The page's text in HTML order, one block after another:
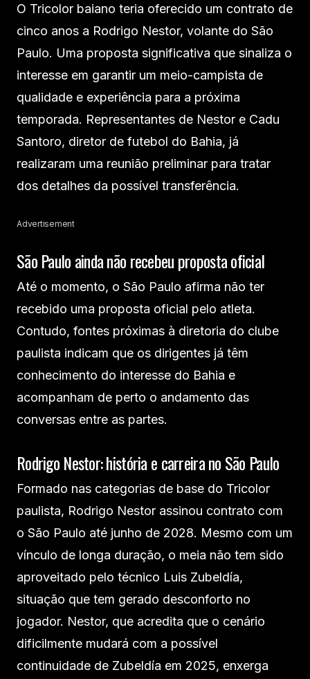
O Tricolor baiano teria oferecido um contrato de
cinco anos a Rodrigo Nestor, volante do São
Paulo. Uma proposta significativa que sinaliza o
interesse em garantir um meio-campista de
qualidade e experiência para a próxima
temporada. Representantes de Nestor e Cadu
Santoro, diretor de futebol do Bahia, já
realizaram uma reunião preliminar para tratar
dos detalhes da possível transferência.
Advertisement
São Paulo ainda não recebeu proposta oficial
Até o momento, o São Paulo afirma não ter
recebido uma proposta oficial pelo atleta.
Contudo, fontes próximas à diretoria do clube
paulista indicam que os dirigentes já têm
conhecimento do interesse do Bahia e
acompanham de perto o andamento das
conversas entre as partes.
Rodrigo Nestor: história e carreira no São Paulo
Formado nas categorias de base do Tricolor
paulista, Rodrigo Nestor assinou contrato com
o São Paulo até junho de 2028. Mesmo com um
vínculo de longa duração, o meia não tem sido
aproveitado pelo técnico Luis Zubeldía,
situação que tem gerado desconforto no
jogador. Nestor, que acredita que o cenário
dificilmente mudará com a possível
continuidade de Zubeldía em 2025, enxerga